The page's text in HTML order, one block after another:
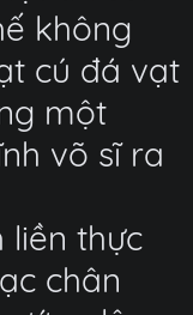
không
cú đá vạt
một
võ sĩ ra
liền thực
chân